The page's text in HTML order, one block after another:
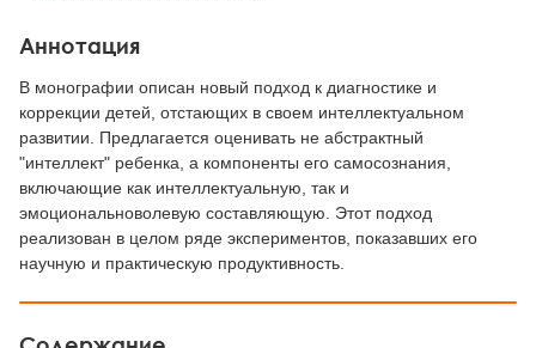
Аннотация
В монографии описан новый подход к диагностике и
коррекции детей, отстающих в своем интеллектуальном
развитии. Предлагается оценивать не абстрактный
"интеллект" ребенка, а компоненты его самосознания,
включающие как интеллектуальную, так и
эмоциональноволевую составляющую. Этот подход
реализован в целом ряде экспериментов, показавших его
научную и практическую продуктивность.